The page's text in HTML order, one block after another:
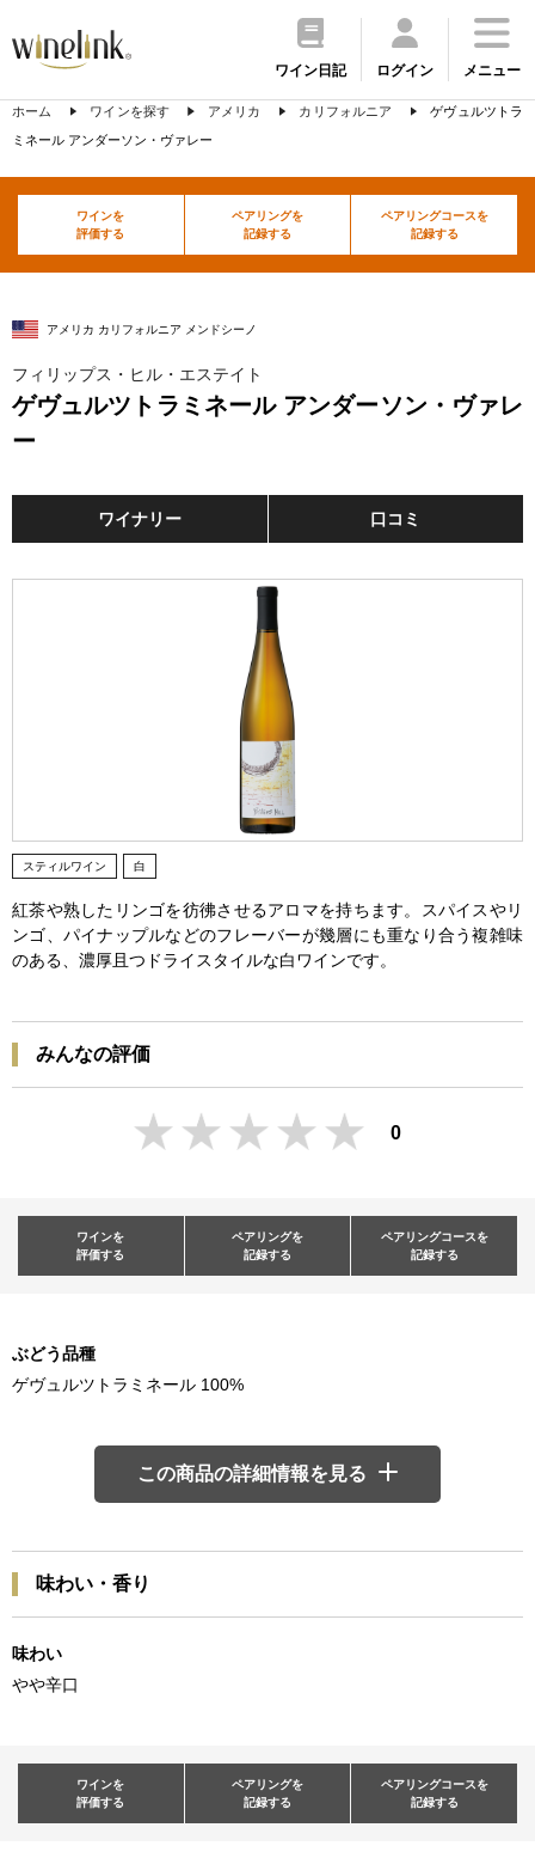
ワイン日記 ログイン メニュー
ホーム ワインを探す アメリカ カリフォルニア
ゲヴュルツトラ
ミネール アンダーソン・ヴァレー
ワインを
評価する
ペアリングを
記録する
ペアリングコースを
記録する
アメリカ カリフォルニア メンドシーノ
フィリップス・ヒル・エステイト
ゲヴュルツトラミネール アンダーソン・ヴァレ
ー
ワイナリー 口コミ
スティルワイン 白
紅茶や熟したリンゴを彷彿させるアロマを持ちます。スパイスやリ
ンゴ、パイナップルなどのフレーバーが幾層にも重なり合う複雑味
のある、濃厚且つドライスタイルな白ワインです。
みんなの評価
0
ワインを
評価する
ペアリングを
記録する
ペアリングコースを
記録する
ぶどう品種
ゲヴュルツトラミネール 100%
この商品の詳細情報を見る
味わい・香り
味わい
やや辛口
ワインを
評価する
ペアリングを
記録する
ペアリングコースを
記録する